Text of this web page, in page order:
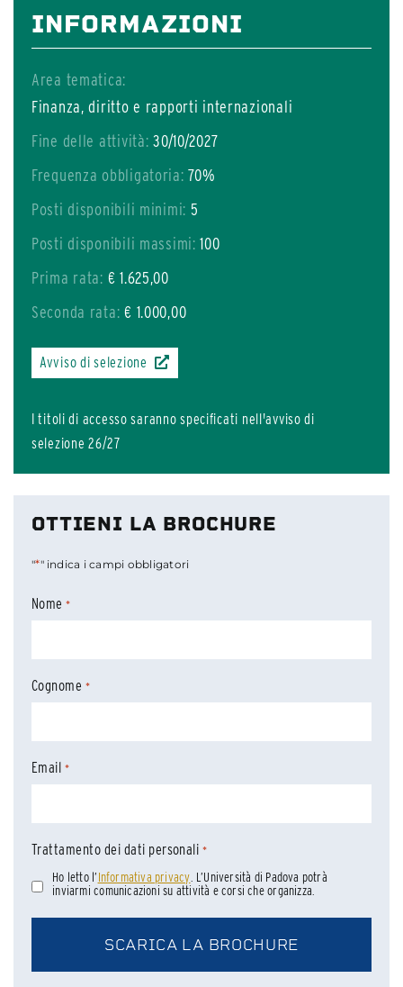
INFORMAZIONI
Area tematica:
Finanza, diritto e rapporti internazionali
Fine delle attività: 30/10/2027
Frequenza obbligatoria: 70%
Posti disponibili minimi: 5
Posti disponibili massimi: 100
Prima rata: € 1.625,00
Seconda rata: € 1.000,00
Avviso di selezione
I titoli di accesso saranno specificati nell'avviso di
selezione 26/27
OTTIENI LA BROCHURE
"*" indica i campi obbligatori
Nome *
Cognome *
Email *
Trattamento dei dati personali *
Ho letto l’Informativa privacy . L’Università di Padova potrà
inviarmi comunicazioni su attività e corsi che organizza.